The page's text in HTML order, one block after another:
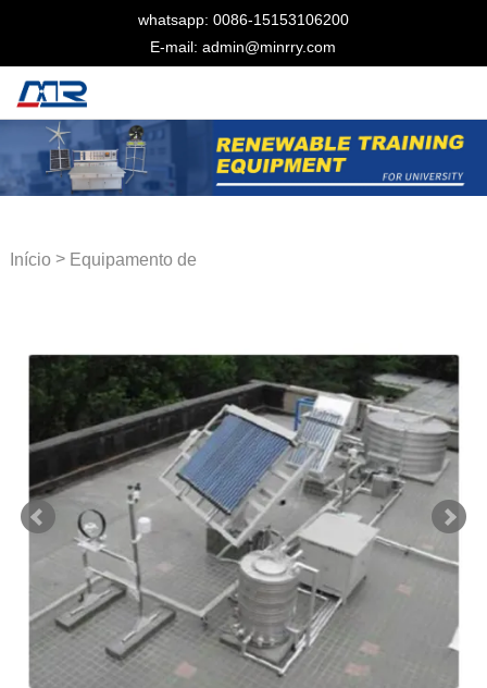
whatsapp: 0086-15153106200
E-mail: admin@minrry.com
Início> Equipamento de